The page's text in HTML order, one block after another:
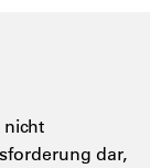
nicht
dar,